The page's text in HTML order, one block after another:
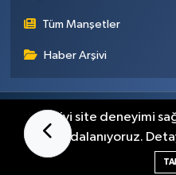
Tüm Manşetler
Haber Arşivi
Künye İletişim
Haber
En iyi site deneyimi
faydalanıyoruz.